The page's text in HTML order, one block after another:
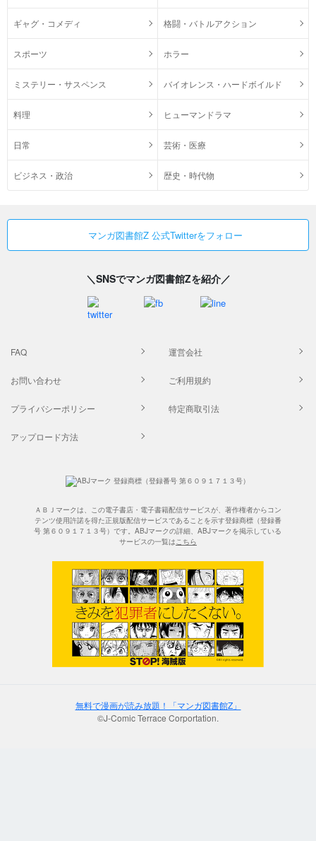
ギャグ・コメディ 格闘・バトルアクション
スポーツ ホラー
ミステリー・サスペンス バイオレンス・ハードボイルド
料理 ヒューマンドラマ
日常 芸術・医療
ビジネス・政治 歴史・時代物
マンガ図書館Z 公式Twitterをフォロー
＼SNSでマンガ図書館Zを紹介／
FAQ 運営会社
お問い合わせ ご利用規約
プライバシーポリシー 特定商取引法
アップロード方法
ＡＢＪマークは、この電子書店・電子書籍配信サービスが、著作権者からコン
テンツ使用許諾を得た正規版配信サービスであることを示す登録商標（登録番
号 第６０９１７１３号）です。ABJマークの詳細、ABJマークを掲示している
サービスの一覧はこちら
無料で漫画が読み放題！「マンガ図書館Z」
©J-Comic Terrace Corportation.